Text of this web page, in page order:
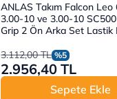
ANLAS Takım Falcon Leo
3.00-10 ve 3.00-10
Grip 2 Ön Arka Set Lastik
3.112,00 TL %5
2.956,40 TL
Sepete Ekle